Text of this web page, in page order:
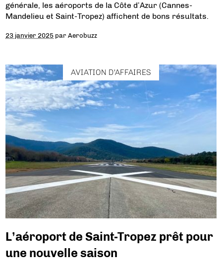
générale, les aéroports de la Côte d’Azur (Cannes-
Mandelieu et Saint-Tropez) affichent de bons résultats.
23 janvier 2025 parAerobuzz
AVIATION D'AFFAIRES
L’aéroport de Saint-Tropez prêt pour
une nouvelle saison